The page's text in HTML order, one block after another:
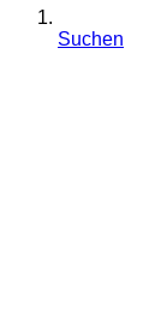
Suchen